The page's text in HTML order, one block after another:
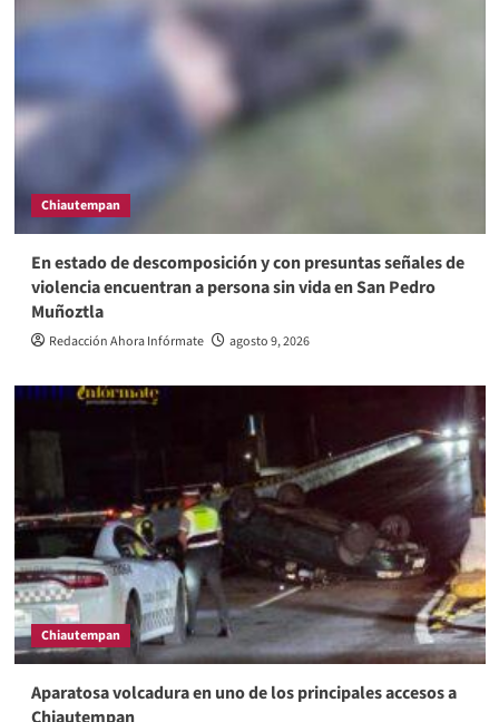
Chiautempan
En estado de descomposición y con presuntas señales de
violencia encuentran a persona sin vida en San Pedro
Muñoztla
Redacción Ahora Infórmate agosto 9, 2026
Chiautempan
Aparatosa volcadura en uno de los principales accesos a